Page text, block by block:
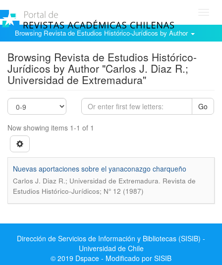
Browsing Revista de Estudios Histórico-Jurídicos by Author
Browsing Revista de Estudios Histórico-
Jurídicos by Author "Carlos J. Diaz R.;
Universidad de Extremadura"
Go
Now showing items 1-1 of 1
Nuevas aportaciones sobre el yanaconazgo charqueño
Carlos J. Diaz R.; Universidad de Extremadura. Revista de
Estudios Histórico-Jurídicos; N° 12 (1987)
Dirección de Servicios de Información y Bibliotecas (SISIB) -
Universidad de Chile
© 2019 Dspace - Modificado por SISIB